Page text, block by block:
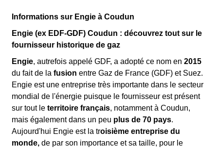
Informations sur Engie à Coudun
Engie (ex EDF-GDF) Coudun : découvrez tout sur le
fournisseur historique de gaz
Engie, autrefois appelé GDF, a adopté ce nom en 2015
du fait de la fusion entre Gaz de France (GDF) et Suez.
Engie est une entreprise très importante dans le secteur
mondial de l'énergie puisque le fournisseur est présent
sur tout le territoire français, notamment à Coudun,
mais également dans un peu plus de 70 pays.
Aujourd'hui Engie est la troisième entreprise du
monde, de par son importance et sa taille, pour le